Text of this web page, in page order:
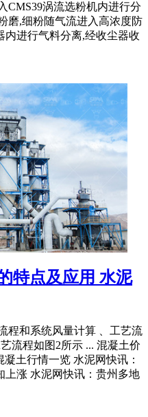
CMS39涡流选粉机内进行分
磨,细粉随气流进入高浓度防
内进行气料分离,经收尘器收
特点及应用 水泥
程和系统风量计算 、工艺流
流程如图2所示 ... 混凝土价
土行情一览 水泥网快讯：
上涨 水泥网快讯：贵州多地